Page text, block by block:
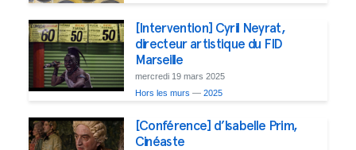
[Intervention] Cyril Neyrat,
directeur artistique du FID
Marseille
mercredi 19 mars 2025
Hors les murs — 2025
[Conférence] d’Isabelle Prim,
Cinéaste